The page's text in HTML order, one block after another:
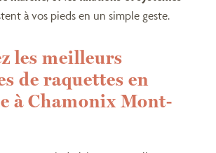
à vos pieds en un simple geste.
les meilleurs
de raquettes en
à Chamonix Mont-